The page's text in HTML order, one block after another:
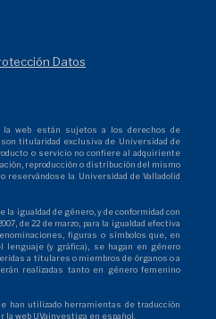
Datos
la web están sujetos a los derechos de
titularidad exclusiva de Universidad de
o servicio no confiere al adquiriente
reproducción o distribución del mismo
la Universidad de Valladolid
la igualdad de género, y de conformidad con
de 22 de marzo, para la igualdad efectiva
figuras o símbolos que, en
lenguaje (y gráfica), se hagan en género
a titulares o miembros de órganos o a
realizadas tanto en género femenino
han utilizado herramientas de traducción
la web UVainvestiga en español.